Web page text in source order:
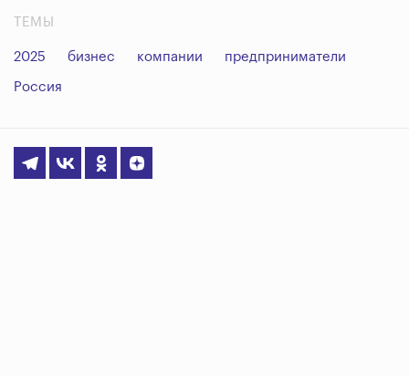
ТЕМЫ
2025 бизнес компании предприниматели
Россия